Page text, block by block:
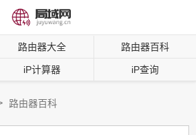
路由器大全 路由器百科
iP计算器 iP查询
路由器百科